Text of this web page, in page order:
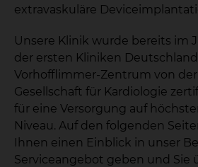
extravaskuläre
Unsere Klinik wurde bereits im
der ersten Kliniken
Vorhofflimmer-Zentrum von
Gesellschaft für Kardiologie
für eine Versorgung auf
Niveau. Auf den folgenden
Ihnen einen Einblick in unser
Serviceangebot geben und Sie